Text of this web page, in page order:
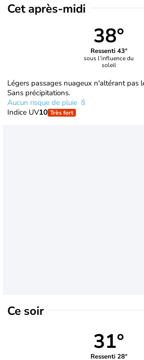
Cet après-midi
38°
Ressenti 43°
sous l’influence du
soleil
Légers passages nuageux n'altérant pas
Sans précipitations.
Aucun risque de pluie
Indice UV10 Très fort
Ce soir
31°
Ressenti 28°